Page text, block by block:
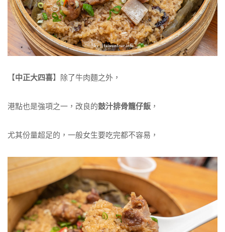
【中正大四喜】除了牛肉麵之外，
港點也是強項之一，改良的鼓汁排骨籠仔飯 ，
尤其份量超足的，一般女生要吃完都不容易，